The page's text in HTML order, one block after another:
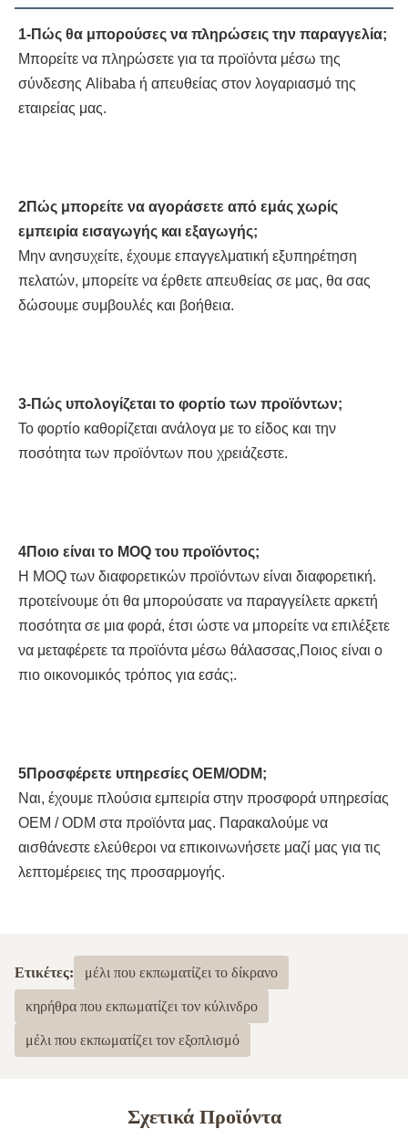
1-Πώς θα μπορούσες να πληρώσεις την παραγγελία;
Μπορείτε να πληρώσετε για τα προϊόντα μέσω της
σύνδεσης Alibaba ή απευθείας στον λογαριασμό της
εταιρείας μας.
2Πώς μπορείτε να αγοράσετε από εμάς χωρίς
εμπειρία εισαγωγής και εξαγωγής;
Μην ανησυχείτε, έχουμε επαγγελματική εξυπηρέτηση
πελατών, μπορείτε να έρθετε απευθείας σε μας, θα σας
δώσουμε συμβουλές και βοήθεια.
3-Πώς υπολογίζεται το φορτίο των προϊόντων;
Το φορτίο καθορίζεται ανάλογα με το είδος και την
ποσότητα των προϊόντων που χρειάζεστε.
4Ποιο είναι το MOQ του προϊόντος;
Η MOQ των διαφορετικών προϊόντων είναι διαφορετική.
προτείνουμε ότι θα μπορούσατε να παραγγείλετε αρκετή
ποσότητα σε μια φορά, έτσι ώστε να μπορείτε να επιλέξετε
να μεταφέρετε τα προϊόντα μέσω θάλασσας,Ποιος είναι ο
πιο οικονομικός τρόπος για εσάς;.
5Προσφέρετε υπηρεσίες OEM/ODM;
Ναι, έχουμε πλούσια εμπειρία στην προσφορά υπηρεσίας
OEM / ODM στα προϊόντα μας. Παρακαλούμε να
αισθάνεστε ελεύθεροι να επικοινωνήσετε μαζί μας για τις
λεπτομέρειες της προσαρμογής.
Ετικέτες: μέλι που εκπωματίζει το δίκρανο
κηρήθρα που εκπωματίζει τον κύλινδρο
μέλι που εκπωματίζει τον εξοπλισμό
Σχετικά Προϊόντα